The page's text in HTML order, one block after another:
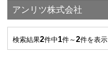
アンリツ株式会社
検索結果2件中1件～2件を表示